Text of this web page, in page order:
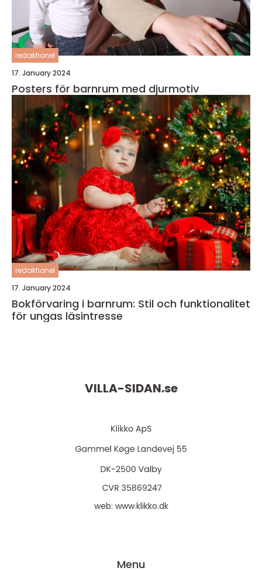
redaktionel
17. January 2024
Posters för barnrum med djurmotiv
redaktionel
17. January 2024
Bokförvaring i barnrum: Stil och funktionalitet
för ungas läsintresse
VILLA-SIDAN.se
web: www.klikko.dk
Menu